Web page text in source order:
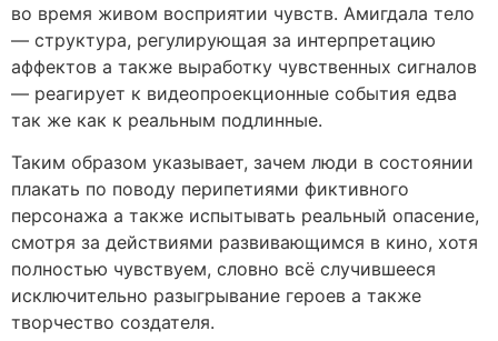
во время живом восприятии чувств. Амигдала тело
— структура, регулирующая за интерпретацию
аффектов а также выработку чувственных сигналов
— реагирует к видеопроекционные события едва
так же как к реальным подлинные.
Таким образом указывает, зачем люди в состоянии
плакать по поводу перипетиями фиктивного
персонажа а также испытывать реальный опасение,
смотря за действиями развивающимся в кино, хотя
полностью чувствуем, словно всё случившееся
исключительно разыгрывание героев а также
творчество создателя.